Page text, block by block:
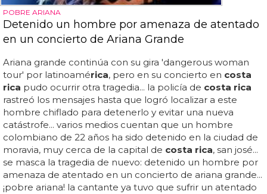
POBRE ARIANA
Detenido un hombre por amenaza de atentado
en un concierto de Ariana Grande
Ariana grande continúa con su gira 'dangerous woman
tour' por latinoamérica, pero en su concierto en costa
rica pudo ocurrir otra tragedia... la policía de costa rica
rastreó los mensajes hasta que logró localizar a este
hombre chiflado para detenerlo y evitar una nueva
catástrofe... varios medios cuentan que un hombre
colombiano de 22 años ha sido detenido en la ciudad de
moravia, muy cerca de la capital de costa rica, san josé...
se masca la tragedia de nuevo: detenido un hombre por
amenaza de atentado en un concierto de ariana grande...
¡pobre ariana! la cantante ya tuvo que sufrir un atentado